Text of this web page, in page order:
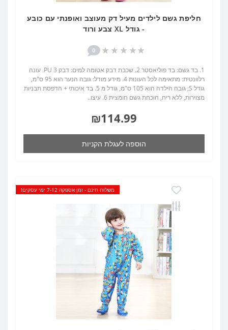
חליפת גשם לילדים מעיל דק מעוצב ואופנתי עם כובע
- גודל XL צבע ורוד
0
1. בד גשם: בד פוליאסטר 2. שכבת דבק אטומה למים: דבק PU 3. עונה
רלוונטית: מתאימה לכל העונות 4. מידע מודל: גובה הנער הוא 95 ס"מ,
גודל S; גובה הילדה הוא 105 ס"מ, גודל מ 5. בד איכותי + הדפסת תבניות
מצוירות, ללא ריח, הוכחת גשם חומצית 6. עיצו..
₪114.99
הוספה לעגלת הקניות
משלוח חינם - זמן אספקה 7-12 ימי עסקים!